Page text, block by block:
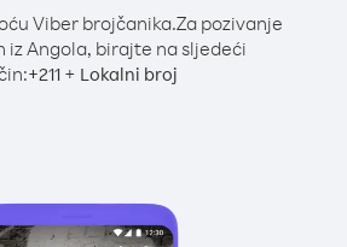
Viber brojčanika.Za pozivanje
iz Angola, birajte na sljedeći
+211+ Lokalni broj